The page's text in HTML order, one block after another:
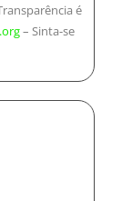
é
– Sinta-se